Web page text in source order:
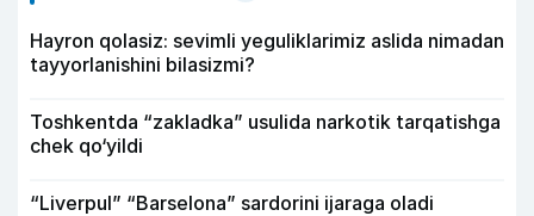
Hayron qolasiz: sevimli yeguliklarimiz aslida nimadan
tayyorlanishini bilasizmi?
Toshkentda “zakladka” usulida narkotik tarqatishga
chek qo‘yildi
“Liverpul” “Barselona” sardorini ijaraga oladi